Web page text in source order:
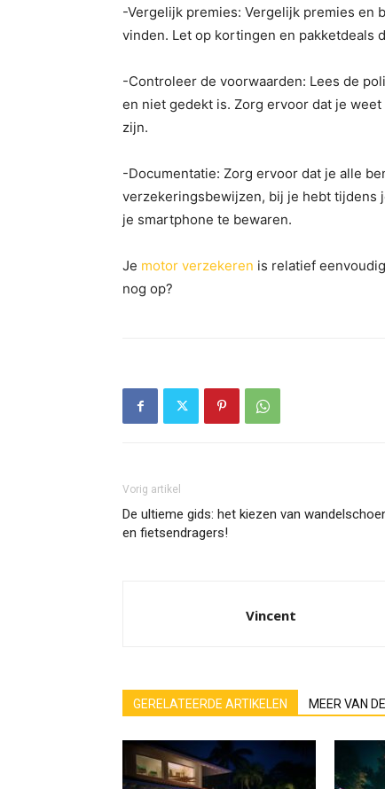
-Vergelijk premies: Vergelijk premies
vinden. Let op kortingen en pakketdeals
-Controleer de voorwaarden: Lees de
en niet gedekt is. Zorg ervoor dat je
zijn.
-Documentatie: Zorg ervoor dat je alle
verzekeringsbewijzen, bij je hebt tijdens
je smartphone te bewaren.
Je motor verzekeren is relatief
nog op?
Vorig artikel
De ultieme gids: het kiezen van
en fietsendragers!
Vincent
GERELATEERDE ARTIKELEN MEER VAN